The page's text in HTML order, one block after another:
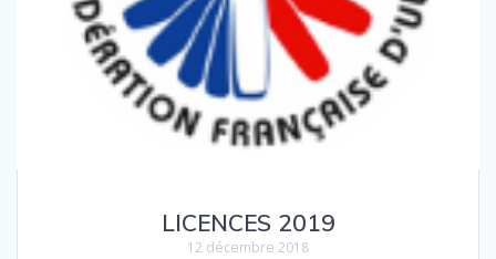
LICENCES 2019
12 décembre 2018